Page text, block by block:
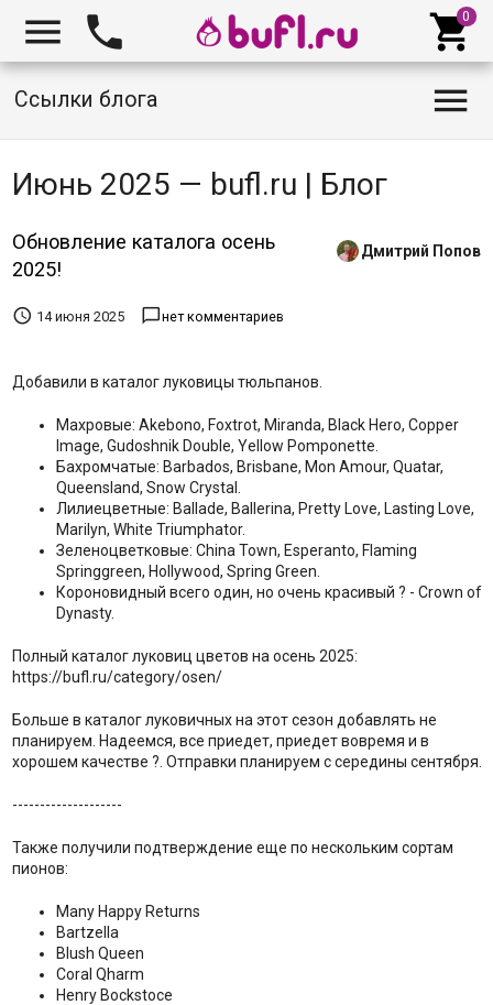
  
Ссылки блога 
Июнь 2025 — bufl.ru | Блог
Обновление каталога осень
2025!
Дмитрий Попов
 14 июня 2025 нет комментариев
Добавили в каталог луковицы тюльпанов.
Махровые: Akebono, Foxtrot, Miranda, Black Hero, Copper
Image, Gudoshnik Double, Yellow Pomponette.
Бахромчатые: Barbados, Brisbane, Mon Amour, Quatar,
Queensland, Snow Crystal.
Лилиецветные: Ballade, Ballerina, Pretty Love, Lasting Love,
Marilyn, White Triumphator.
Зеленоцветковые: China Town, Esperanto, Flaming
Springgreen, Hollywood, Spring Green.
Короновидный всего один, но очень красивый ? - Crown of
Dynasty.
Полный каталог луковиц цветов на осень 2025:
https://bufl.ru/category/osen/
Больше в каталог луковичных на этот сезон добавлять не
планируем. Надеемся, все приедет, приедет вовремя и в
хорошем качестве ?. Отправки планируем с середины сентября.
--------------------
Также получили подтверждение еще по нескольким сортам
пионов:
Many Happy Returns
Bartzella
Blush Queen
Coral Qharm
Henry Bockstoce